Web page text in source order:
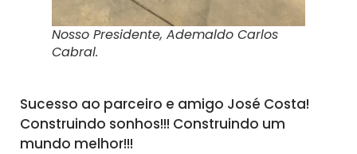
Nosso Presidente, Ademaldo Carlos
Cabral.
Sucesso ao parceiro e amigo José Costa!
Construindo sonhos!!! Construindo um
mundo melhor!!!